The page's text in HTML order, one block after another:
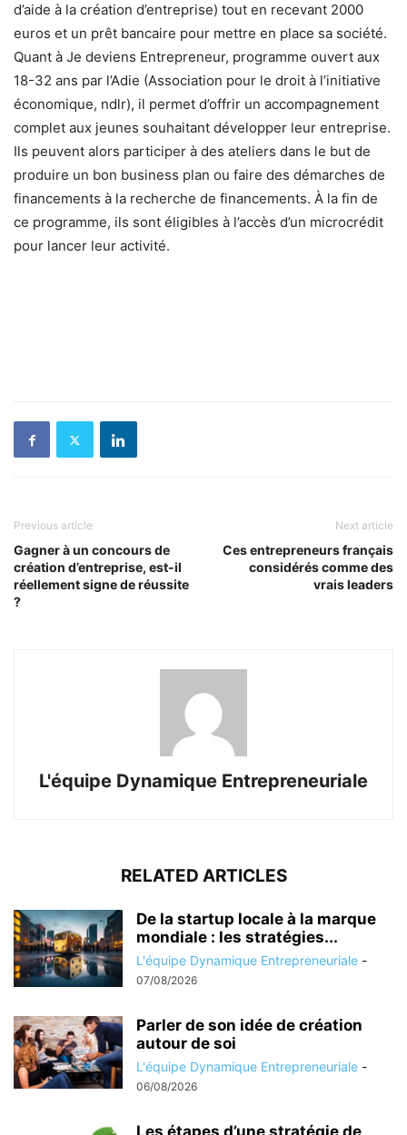
d’aide à la création d’entreprise) tout en recevant 2000
euros et un prêt bancaire pour mettre en place sa société.
Quant à Je deviens Entrepreneur, programme ouvert aux
18-32 ans par l’Adie (Association pour le droit à l’initiative
économique, ndlr), il permet d’offrir un accompagnement
complet aux jeunes souhaitant développer leur entreprise.
Ils peuvent alors participer à des ateliers dans le but de
produire un bon business plan ou faire des démarches de
financements à la recherche de financements. À la fin de
ce programme, ils sont éligibles à l’accès d’un microcrédit
pour lancer leur activité.
Previous article
Gagner à un concours de
création d’entreprise, est-il
réellement signe de réussite
?
Next article
Ces entrepreneurs français
considérés comme des
vrais leaders
L'équipe Dynamique Entrepreneuriale
RELATED ARTICLES
De la startup locale à la marque
mondiale : les stratégies...
L'équipe Dynamique Entrepreneuriale -
07/08/2026
Parler de son idée de création
autour de soi
L'équipe Dynamique Entrepreneuriale -
06/08/2026